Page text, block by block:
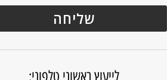
לייעוץ ראשוני טלפוני: